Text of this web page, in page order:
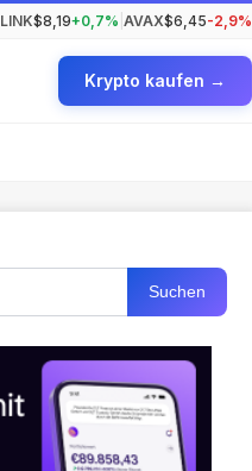
LINK$8,19+0,7% AVAX$6,45-2,9%
Krypto kaufen →
Suchen